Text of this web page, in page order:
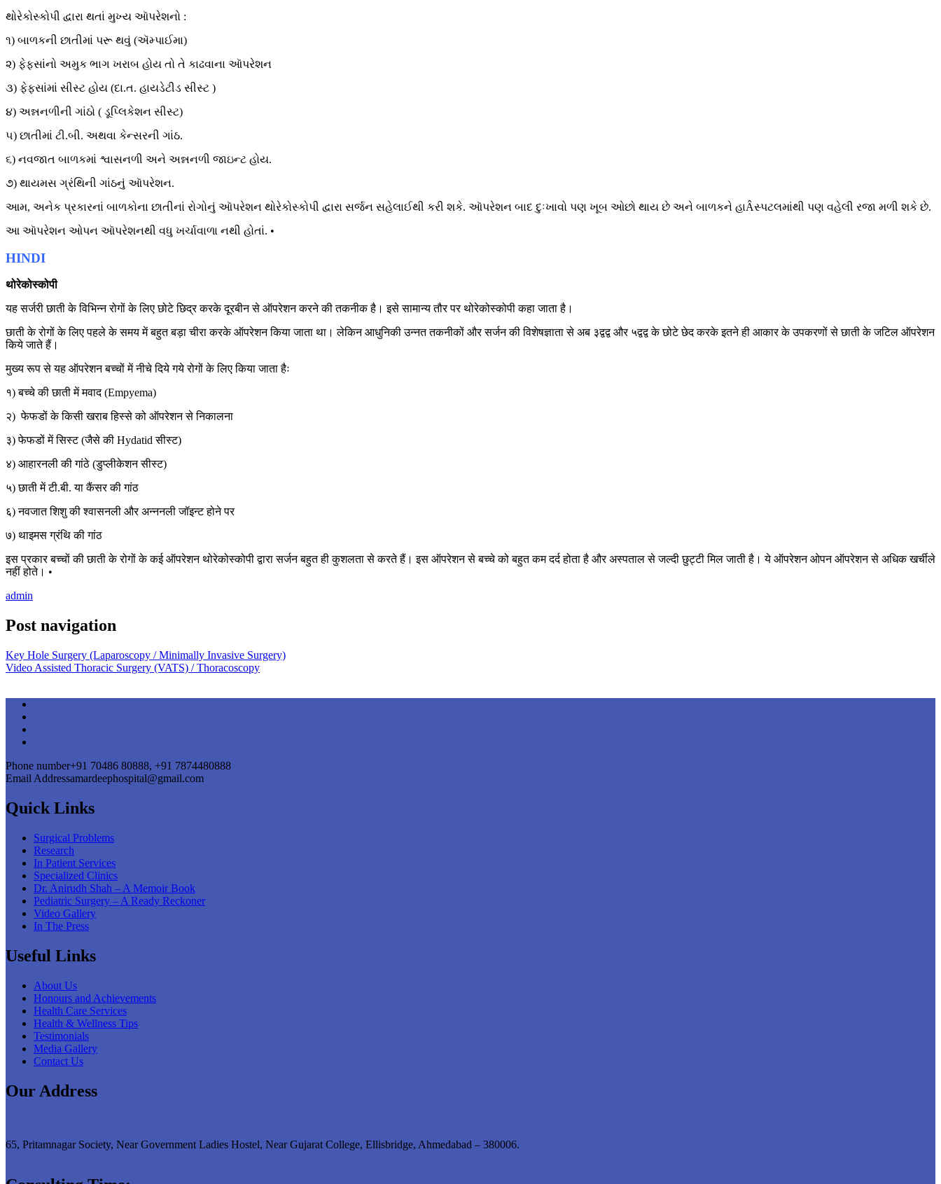
થોરેકોસ્કોપી દ્વારા થતાં મુખ્ય આૅપરેશનો :
૧) બાળકની છાતીમાં પરૂ થવું (ઍમ્પાઈમા)
૨) ફેફસાંનો અમુક ભાગ ખરાબ હોય તો તે કાઢવાના આૅપરેશન
૩) ફેફસાંમાં સીસ્ટ હોય (દા.ત. હાયડેટીડ સીસ્ટ )
૪) અન્નનળીની ગાંઠો ( ડૂપ્લિકેશન સીસ્ટ)
૫) છાતીમાં ટી.બી. અથવા કેન્સરની ગાંઠ.
૬) નવજાત બાળકમાં શ્વાસનળી અને અન્નનળી જાઇન્ટ હોય.
૭) થાયમસ ગ્રંથિની ગાંઠનું આૅપરેશન.
આમ, અનેક પ્રકારનાં બાળકોના છાતીનાં રોગોનું આૅપરેશન થોરેકોસ્કોપી દ્વારા સર્જન સહેલાઈથી કરી શકે. આૅપરેશન બાદ દુઃખાવો પણ ખૂબ ઓછો થાય છે અને બાળકને હાÂસ્પટલમાંથી પણ વહેલી રજા મળી શકે છે.
આ આૅપરેશન ઓપન આૅપરેશનથી વધુ ખર્ચાવાળા નથી હોતાં. •
HINDI
थोरेकोस्कोपी
यह सर्जरी छाती के विभिन्न रोगों के लिए छोटे छिद्र करके दूरबीन से ऑपरेशन करने की तकनीक है। इसे सामान्य तौर पर थोरेकोस्कोपी कहा जाता है।
छाती के रोगों के लिए पहले के समय में बहुत बड़ा चीरा करके ऑपरेशन किया जाता था। लेकिन आधुनिकी उन्नत तकनीकों और सर्जन की विशेषज्ञाता से अब ३द्वद्व और ५द्वद्व के छोटे छेद करके इतने ही आकार के उपकरणों से छाती के जटिल ऑपरेशन
किये जाते हैं।
मुख्य रूप से यह ऑपरेशन बच्चों में नीचे दिये गये रोगों के लिए किया जाता हैः
१) बच्चे की छाती में मवाद (Empyema)
२) फेफडों के किसी खराब हिस्से को ऑपरेशन से निकालना
३) फेफडों में सिस्ट (जैसे की Hydatid सीस्ट)
४) आहारनली की गांठे (डुप्लीकेशन सीस्ट)
५) छाती में टी.बी. या कैंसर की गांठ
६) नवजात शिशु की श्वासनली और अन्ननली जॉइन्ट होने पर
७) थाइमसग्रंथिकी गांठ
इस प्रकार बच्चों की छाती के रोगों के कई ऑपरेशन थोरेकोस्कोपी द्वारा सर्जन बहुत ही कुशलता से करते हैं। इस ऑपरेशन से बच्चे को बहुत कम दर्द होता है और अस्पताल से जल्दी छुट्टी मिल जाती है। ये ऑपरेशन ओपन ऑपरेशन से अधिक खर्चीले
नहीं होते। •
admin
Post navigation
Key Hole Surgery (Laparoscopy / Minimally Invasive Surgery)
Video Assisted Thoracic Surgery (VATS) / Thoracoscopy
Phone number+91 70486 80888, +91 7874480888
Email Addressamardeephospital@gmail.com
Quick Links
Surgical Problems
Research
In Patient Services
Specialized Clinics
Dr. Anirudh Shah – A Memoir Book
Pediatric Surgery – A Ready Reckoner
Video Gallery
In The Press
Useful Links
About Us
Honours and Achievements
Health Care Services
Health & Wellness Tips
Testimonials
Media Gallery
Contact Us
Our Address
65, Pritamnagar Society, Near Government Ladies Hostel, Near Gujarat College, Ellisbridge, Ahmedabad – 380006.